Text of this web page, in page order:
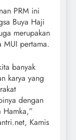
PRM ini
Buya Haji
merupakan
MUI pertama.
banyak
karya yang
dengan
Hamka,”
Kamis